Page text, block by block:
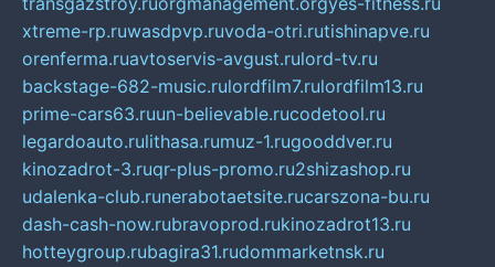
xtreme-rp.ruwasdpvp.ruvoda-otri.rutishinapve.ru
orenferma.ruavtoservis-avgust.rulord-tv.ru
backstage-682-music.rulordfilm7.rulordfilm13.ru
prime-cars63.ruun-believable.rucodetool.ru
legardoauto.rulithasa.rumuz-1.rugooddver.ru
kinozadrot-3.ruqr-plus-promo.ru2shizashop.ru
udalenka-club.runerabotaetsite.rucarszona-bu.ru
dash-cash-now.rubravoprod.rukinozadrot13.ru
hotteygroup.rubagira31.rudommarketnsk.ru